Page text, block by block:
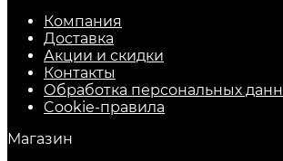
Компания
Доставка
Акции и скидки
Контакты
Обработка персональных
Cookie-правила
Магазин